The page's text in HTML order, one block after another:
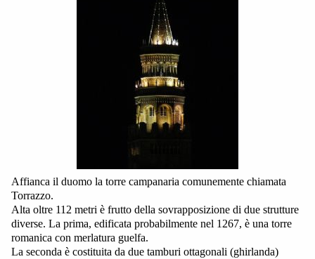
Affianca il duomo la torre campanaria comunemente chiamata
Torrazzo.
Alta oltre 112 metri è frutto della sovrapposizione di due strutture
diverse. La prima, edificata probabilmente nel 1267, è una torre
romanica con merlatura guelfa.
La seconda è costituita da due tamburi ottagonali (ghirlanda)